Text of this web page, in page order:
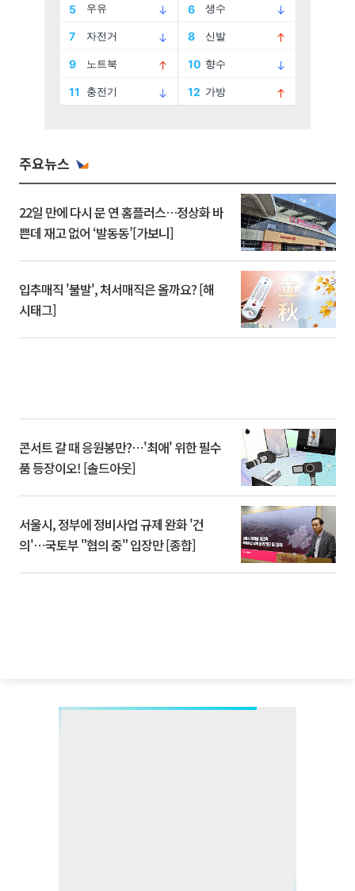
주요뉴스
22일 만에 다시 문 연 홈플러스…정상화 바
쁜데 재고 없어 ‘발동동’[가보니]
입추매직 '불발', 처서매직은 올까요? [해
시태그]
콘서트 갈 때 응원봉만?⋯'최애' 위한 필수
품 등장이오! [솔드아웃]
서울시, 정부에 정비사업 규제 완화 '건
의'⋯국토부 "협의 중" 입장만 [종합]